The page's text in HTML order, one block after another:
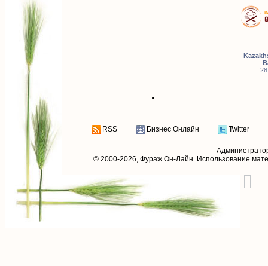
RSS Бизнес Онлайн Twitter
© 2000-2026, Фураж Он-Лайн. Использование